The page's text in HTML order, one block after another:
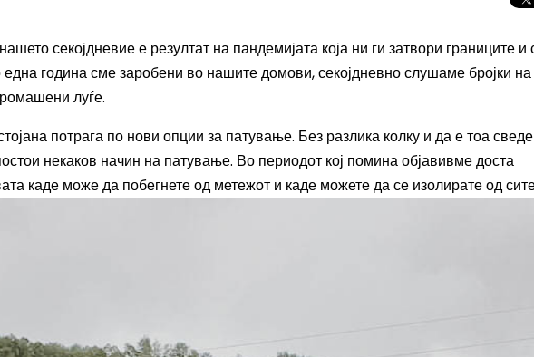
секојдневие е резултат на пандемијата која ни ги затвори границите и
една година сме заробени во нашите домови, секојдневно слушаме бројки на
луѓе.
потрага по нови опции за патување. Без разлика колку и да е тоа
некаков начин на патување. Во периодот кој помина објавивме доста
каде може да побегнете од метежот и каде можете да се изолирате од